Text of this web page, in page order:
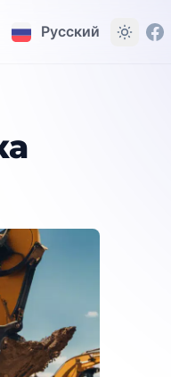
Русский